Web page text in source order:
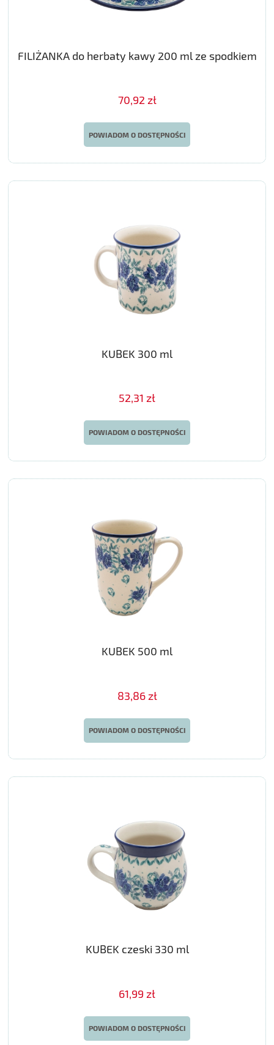
FILIŻANKA do herbaty kawy 200 ml ze spodkiem
70,92 zł
POWIADOM O DOSTĘPNOŚCI
KUBEK 300 ml
52,31 zł
POWIADOM O DOSTĘPNOŚCI
KUBEK 500 ml
83,86 zł
POWIADOM O DOSTĘPNOŚCI
KUBEK czeski 330 ml
61,99 zł
POWIADOM O DOSTĘPNOŚCI